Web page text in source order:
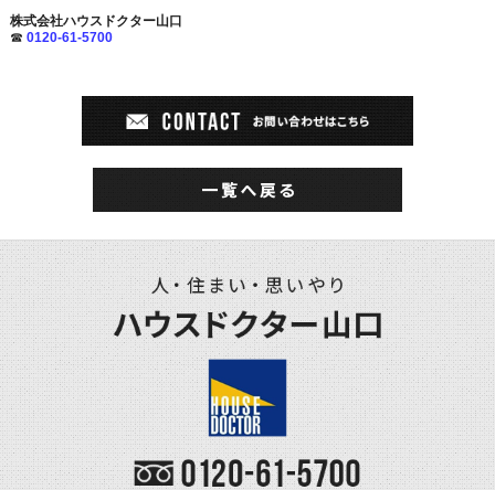
株式会社ハウスドクター山口
☎ 0120-61-5700